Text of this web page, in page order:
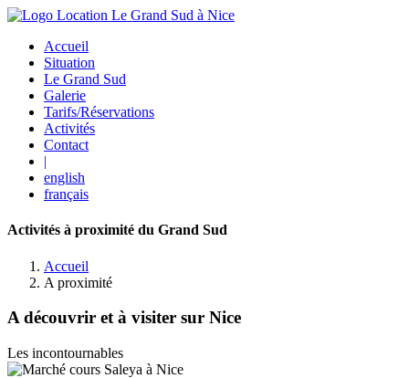
Accueil
Situation
Le Grand Sud
Galerie
Tarifs/Réservations
Activités
Contact
|
english
français
Activités à proximité du Grand Sud
Accueil
A proximité
A découvrir et à visiter sur Nice
Les incontournables